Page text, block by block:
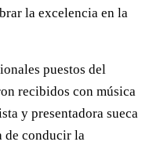
la excelencia en la
puestos del
recibidos con música
y presentadora sueca
de conducir la